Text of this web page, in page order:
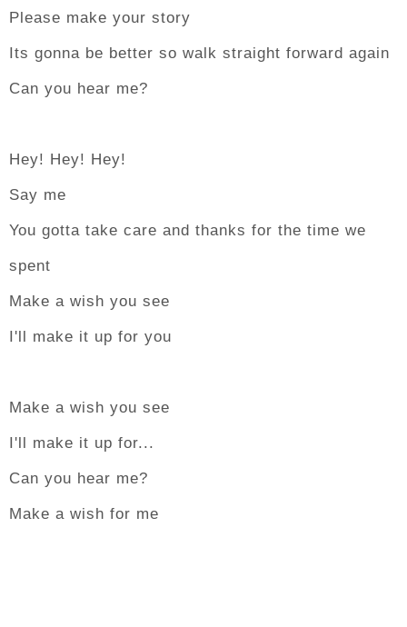
Please make your story
Its gonna be better so walk straight forward again
Can you hear me?
Hey! Hey! Hey!
Say me
You gotta take care and thanks for the time we
spent
Make a wish you see
I'll make it up for you
Make a wish you see
I'll make it up for...
Can you hear me?
Make a wish for me